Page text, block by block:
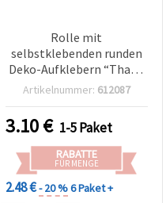
Rolle mit
selbstklebenden runden
Deko-Aufklebern “Thank
You“ mit Herz, 2,5 cm –
Artikelnummer: 612087
3.10€ 1-5 Paket
RABATTE
FÜR MENGE
2.48 €- 20 %6 Paket +